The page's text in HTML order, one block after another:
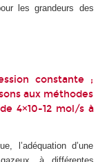
les grandeurs des
constante ;
aux méthodes
4×10-12 mol/s à
l’adéquation d’une